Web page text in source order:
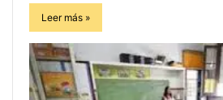
Leer más »